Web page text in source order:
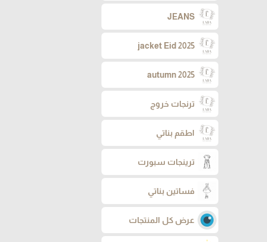
JEANS
jacket Eid 2025
autumn 2025
ترنجات خروج
اطقم بناتي
ترينجات سبورت
فساتين بناتي
عرض كل المنتجات